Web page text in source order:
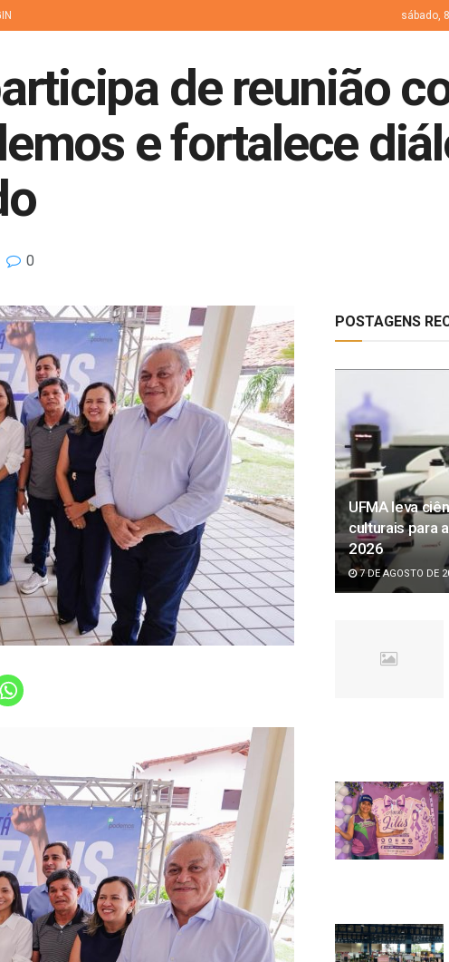
sábado,
de reunião
e fortalece
0
POSTAGENS
UFMA leva
culturais para
2026
7 DE AGOSTO DE